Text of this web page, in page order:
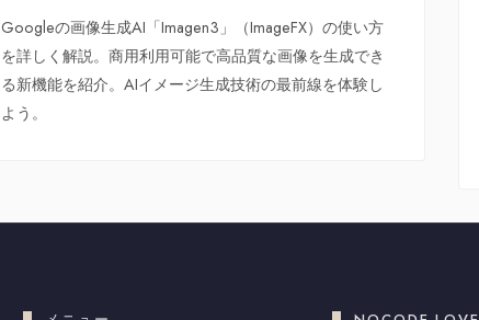
Googleの画像生成AI「Imagen3」（ImageFX）の使い方
を詳しく解説。商用利用可能で高品質な画像を生成でき
る新機能を紹介。AIイメージ生成技術の最前線を体験し
よう。